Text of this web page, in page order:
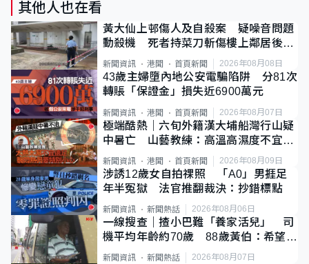
其他人也在看
黃大仙上邨傷人及自殺案 疑噪音問題
動殺機 死者持菜刀斬傷樓上鄰居後墮
斃
新聞資訊 港聞 首頁新聞 2026年08月08日
43歲主婦墮內地公安電騙陷阱 分81次
轉賬「保證金」損失近6900萬元
新聞資訊 港聞 首頁新聞 2026年08月07日
極端酷熱｜六旬外籍漢大埔船灣行山疑
中暑亡 山藝教練：高溫高濕度不宜遠
足
新聞資訊 港聞 首頁新聞 2026年08月09日
涉誘12歲女自拍祼照 「A0」男捱足
年半冤獄 法官推翻裁決：抄錯標點
新聞資訊 新聞熱話 2026年08月06日
一線搜查｜揸小巴難「養家活兒」 司
機平均年齡約70歲 88歲黃伯：希望一
直揸落去
新聞資訊 新聞熱話 2026年08月07日